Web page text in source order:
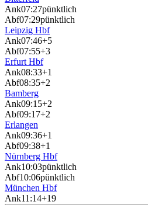
Ank07:27pünktlich
Abf07:29pünktlich
Leipzig Hbf
Ank07:46+5
Abf07:55+3
Erfurt Hbf
Ank08:33+1
Abf08:35+2
Bamberg
Ank09:15+2
Abf09:17+2
Erlangen
Ank09:36+1
Abf09:38+1
Nürnberg Hbf
Ank10:03pünktlich
Abf10:06pünktlich
München Hbf
Ank11:14+19